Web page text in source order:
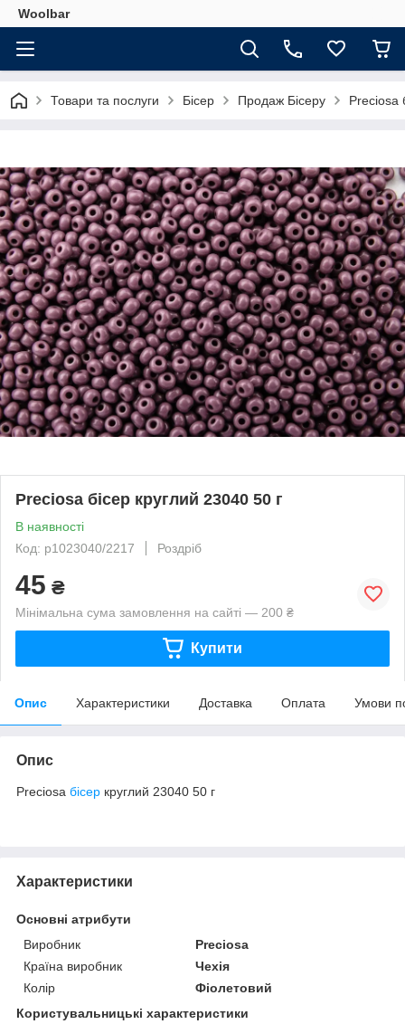
Woolbar
Товари та послуги Бісер Продаж Бісеру Preciosa
Preciosa бісер круглий 23040 50 г
В наявності
Код: p1023040/2217
Роздріб
45 ₴
Мінімальна сума замовлення на сайті — 200 ₴
Купити
Опис Характеристики Доставка Оплата Умови
Опис
Preciosa бісер круглий 23040 50 г
Характеристики
Основні атрибути
Виробник
Preciosa
Країна виробник
Чехія
Колір
Фіолетовий
Користувальницькі характеристики